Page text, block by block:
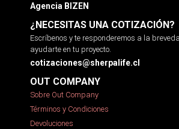
Agencia BIZEN
¿NECESITAS UNA COTIZACIÓN?
Escríbenos y te responderemos a la
ayudarte en tu proyecto.
cotizaciones@sherpalife.cl
OUT COMPANY
Sobre Out Company
Términos y Condiciones
Devoluciones